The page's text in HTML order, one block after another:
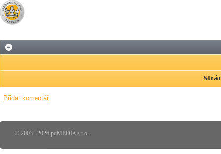
Přidat komentář
© 2003 - 2026 pdMEDIA s.r.o.